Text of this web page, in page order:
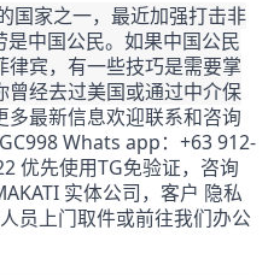
国家之一，最近加强打击非
中国公民。如果中国公民
宾，有一些技巧是需要掌
经去过美国或通过中介保
多最新信息欢迎联系和咨询
Whats app：+63 912-
优先使用TG免验证，咨询
实体公司，客户 隐私
员上门取件或前往我们办公